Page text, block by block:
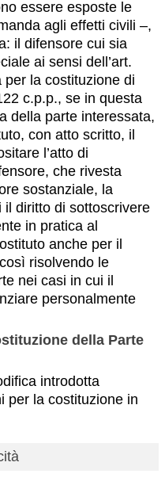
essere esposte le
agli effetti civili –,
il difensore cui sia
ai sensi dell’art.
la costituzione di
c.p.p., se in questa
della parte interessata,
con atto scritto, il
l’atto di
che rivesta
sostanziale, la
diritto di sottoscrivere
in pratica al
anche per il
risolvendo le
nei casi in cui il
personalmente
della Parte
introdotta
per la costituzione in